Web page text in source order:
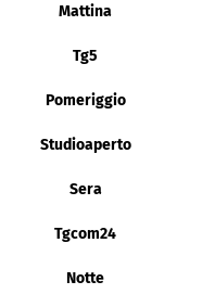
Mattina
Tg5
Pomeriggio
Studioaperto
Sera
Tgcom24
Notte